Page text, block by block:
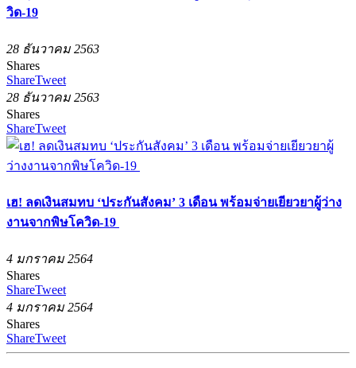
วิด-19
28 ธันวาคม 2563
Shares
ShareTweet
28 ธันวาคม 2563
Shares
ShareTweet
เฮ! ลดเงินสมทบ ‘ประกันสังคม’ 3 เดือน พร้อมจ่ายเยียวยาผู้ว่าง
งานจากพิษโควิด-19
4 มกราคม 2564
Shares
ShareTweet
4 มกราคม 2564
Shares
ShareTweet